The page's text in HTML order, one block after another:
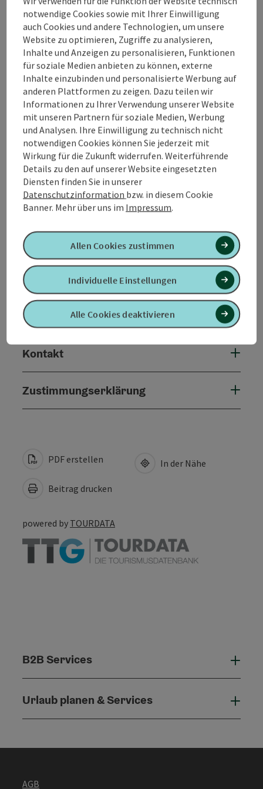
hundert Meter ortsauswärts, vorbei am Dorf­brunnen.
Beim Ortsende biegt man links ab auf einen Güterweg
(auch Via-Nova-Pilgerweg). Nach ca. einem halben
Kilometer erreicht man den “Brackwald“.
Interessierte können hier inne­halten und am
Waldrand entlang Kunstwerke und Holzskulpturen -
geschaffen vom früheren Altbauern Georg Felber vom
Anthalergut - besichtigen. Außerdem kann man bei
guter Fernsicht von hier einen ...
Beschreibung vollständig anzeigen
Tour und Routeninformationen
Anreise/Lage
Eignung
Barrierefreiheit
Kontakt
Zustimmungserklärung
PDF erstellen
Beitrag drucken
In der Nähe
powered by TOURDATA
B2B Services
Urlaub planen & Services
AGB
notwendige Cookies sowie mit Ihrer Einwilligung
auch Cookies und andere Technologien, um unsere
Website zu optimieren, Zugriffe zu analysieren,
Inhalte und Anzeigen zu personalisieren, Funktionen
für soziale Medien anbieten zu können, externe
Inhalte einzubinden und personalisierte Werbung auf
anderen Plattformen zu zeigen. Dazu teilen wir
Informationen zu Ihrer Verwendung unserer Website
mit unseren Partnern für soziale Medien, Werbung
und Analysen. Ihre Einwilligung zu technisch nicht
notwendigen Cookies können Sie jederzeit mit
Wirkung für die Zukunft widerrufen. Weiterführende
Details zu den auf unserer Website eingesetzten
Diensten finden Sie in unserer
Datenschutzinformation bzw. in diesem Cookie
Banner. Mehr über uns im Impressum.
Alle Cookies deaktivieren
Individuelle Einstellungen
Allen Cookies zustimmen